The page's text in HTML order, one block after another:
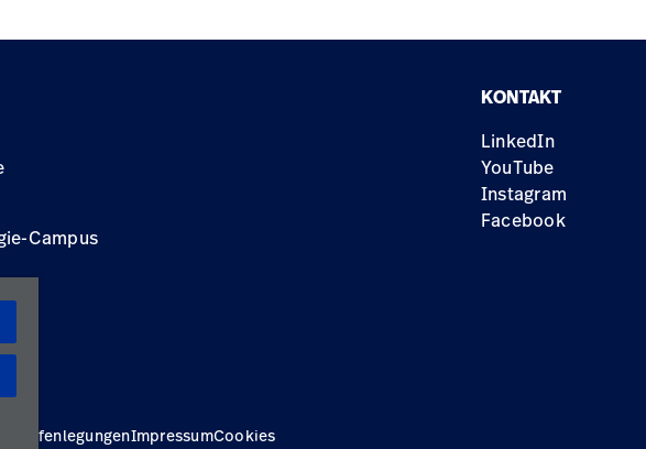
Campus
KONTAKT
LinkedIn
YouTube
Instagram
Facebook
OffenlegungenImpressumCookies